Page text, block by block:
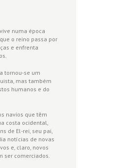
numa época
o reino passa por
e enfrenta
tornou-se um
mas também
humanos e do
navios que têm
costa ocidental,
de El-rei, seu pai,
notícias de novas
e, claro, novos
ser comerciados.